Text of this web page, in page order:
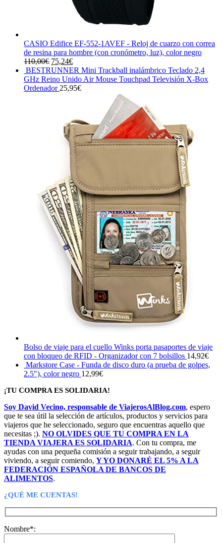
CASIO Edifice EF-552-1AVEF - Reloj de cuarzo con correa
de resina para hombre (con cronómetro, luz), color negro
110,00€ El
precio
original
era:
75,24€El
precio
actual
es:
BESTRUNNER Mini Trackball inalámbrico Teclado 2,4
GHz Reino Unido Air Mouse Touchpad Televisión X-Box
Ordenador 25,95€
Bolso de viaje para el cuello Winks porta pasaportes de viaje
con bloqueo de RFID - Organizador con 7 bolsillos 14,92€
Markstore Case - Funda de disco duro (a prueba de golpes,
2.5"), color negro 12,99€
¡TU COMPRA ES SOLIDARIA!
Soy David Vecino, responsable de ViajerosAlBlog.com, espero
que te sea útil la selección de artículos, productos y servicios para
viajeros que he seleccionado, seguro que encuentras aquello que
necesitas ;). NO OLVIDES QUE TU COMPRA EN LA
TIENDA VIAJERA ES SOLIDARIA. Con tu compra, me
ayudas con una pequeña comisión a seguir trabajando, a seguir
viviendo, a seguir comiendo, Y YO DONARÉ EL 5% A LA
FEDERACIÓN ESPAÑOLA DE BANCOS DE
ALIMENTOS.
¿QUÉ ME CUENTAS!
Nombre*: